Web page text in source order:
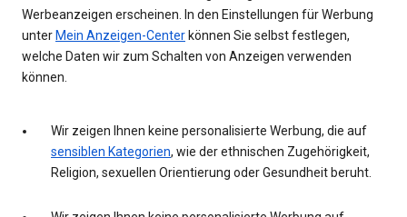
Werbeanzeigen erscheinen. In den Einstellungen für Werbung
unter Mein Anzeigen-Center können Sie selbst festlegen,
welche Daten wir zum Schalten von Anzeigen verwenden
können.
Wir zeigen Ihnen keine personalisierte Werbung, die auf
sensiblen Kategorien, wie der ethnischen Zugehörigkeit,
Religion, sexuellen Orientierung oder Gesundheit beruht.